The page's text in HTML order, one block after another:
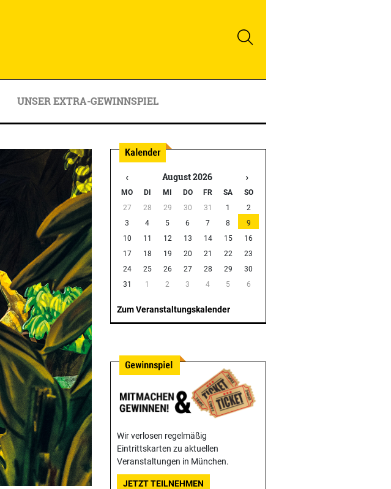
UNSER EXTRA-GEWINNSPIEL
‹ August 2026 ›
MO DI MI DO FR SA
SO
27
28 29 30 31 1
2
3
4 5 6 7 8
9
10
11 12 13 14 15
16
17
18 19 20 21 22
23
24
25 26 27 28 29
30
31
1 2 3 4 5 6
Zum Veranstaltungskalender
Wir verlosen regelmäßig
Eintrittskarten zu aktuellen
Veranstaltungen in München.
JETZT TEILNEHMEN